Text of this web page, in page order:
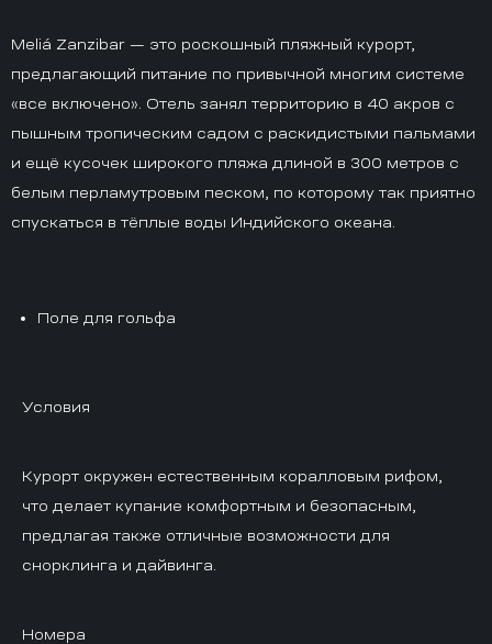
Meliá Zanzibar — это роскошный пляжный курорт,
предлагающий питание по привычной многим системе
«все включено». Отель занял территорию в 40 акров с
пышным тропическим садом с раскидистыми пальмами
и ещё кусочек широкого пляжа длиной в 300 метров с
белым перламутровым песком, по которому так приятно
спускаться в тёплые воды Индийского океана.
Поле для гольфа
Условия
Курорт окружен естественным коралловым рифом,
что делает купание комфортным и безопасным,
предлагая также отличные возможности для
снорклинга и дайвинга.
Номера